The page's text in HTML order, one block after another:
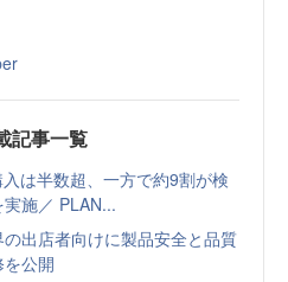
記事一覧
入は半数超、一方で約9割が検
施／ PLAN...
出店者向けに製品安全と品質
公開